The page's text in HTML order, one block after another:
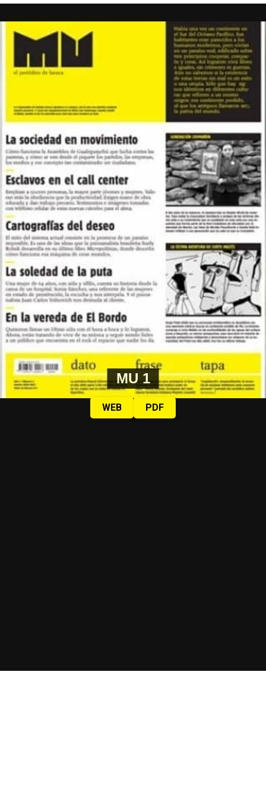
Las mujeres de Córdoba ganando las calles, pese a la lluvia, y pese a
todo.Fotos: Nany Palazzini /lavaca.org
Foto: Juan Valeiro/ lavaca.org
MU 1
WEB PDF